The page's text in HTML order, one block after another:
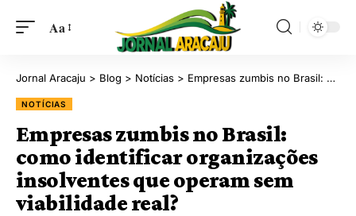
Aa
Jornal Aracaju > Blog > Notícias > Empresas zumbis no Brasil: como identificar organizações insolventes que operam sem viabilidade real?
NOTÍCIAS
Empresas zumbis no Brasil:
como identificar organizações
insolventes que operam sem
viabilidade real?